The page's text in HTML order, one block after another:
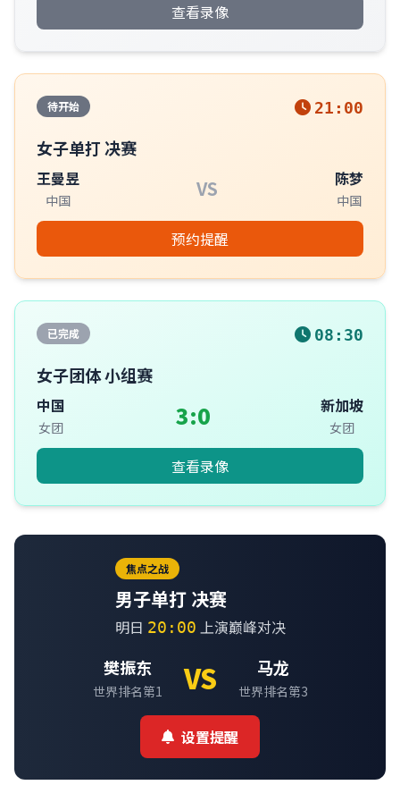
查看录像
待开始 21:00
女子单打 决赛
王曼昱
中国 VS 陈梦
中国
预约提醒
已完成 08:30
女子团体 小组赛
中国
女团 3:0 新加坡
女团
查看录像
焦点之战
男子单打 决赛
明日 20:00 上演巅峰对决
樊振东
世界排名第1 VS 马龙
世界排名第3
设置提醒